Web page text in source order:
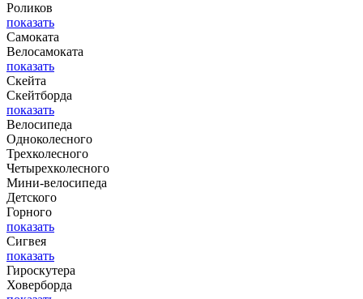
Роликов
показать
Самоката
Велосамоката
показать
Скейта
Скейтборда
показать
Велосипеда
Одноколесного
Трехколесного
Четырехколесного
Мини-велосипеда
Детского
Горного
показать
Сигвея
показать
Гироскутера
Ховерборда